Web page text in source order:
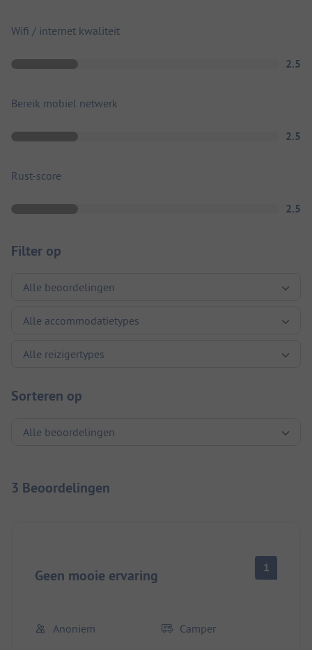
Wifi / internet kwaliteit
2.5
Bereik mobiel netwerk
2.5
Rust-score
2.5
Filter op
Sorteren op
3 Beoordelingen
Geen mooie ervaring 1
Anoniem Camper